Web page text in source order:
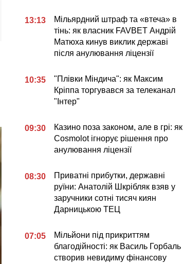
13:13
Мільярдний штраф та «втеча» в
тінь: як власник FAVBET Андрій
Матюха кинув виклик державі
після анулювання ліцензії
10:35
"Плівки Міндича": як Максим
Кріппа торгувався за телеканал
"Інтер"
09:30
Казино поза законом, але в грі: як
Cosmolot ігнорує рішення про
анулювання ліцензії
08:30
Приватні прибутки, державні
руїни: Анатолій Шкрібляк взяв у
заручники сотні тисяч киян
Дарницькою ТЕЦ
07:05
Мільйони під прикриттям
благодійності: як Василь Горбаль
створив невидиму фінансову